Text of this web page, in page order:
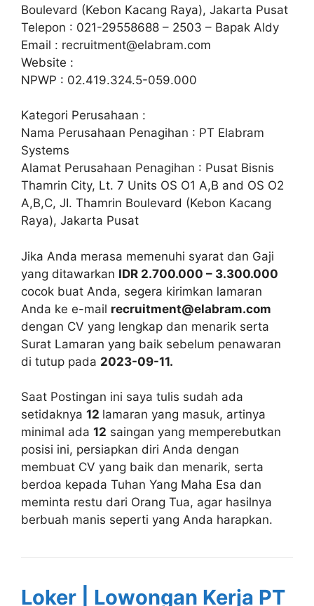
Boulevard (Kebon Kacang Raya), Jakarta Pusat
Telepon : 021-29558688 – 2503 – Bapak Aldy
Email : recruitment@elabram.com
Website :
NPWP : 02.419.324.5-059.000
Kategori Perusahaan :
Nama Perusahaan Penagihan : PT Elabram
Systems
Alamat Perusahaan Penagihan : Pusat Bisnis
Thamrin City, Lt. 7 Units OS O1 A,B and OS O2
A,B,C, JI. Thamrin Boulevard (Kebon Kacang
Raya), Jakarta Pusat
Jika Anda merasa memenuhi syarat dan Gaji
yang ditawarkan IDR 2.700.000 – 3.300.000
cocok buat Anda, segera kirimkan lamaran
Anda ke e-mail recruitment@elabram.com
dengan CV yang lengkap dan menarik serta
Surat Lamaran yang baik sebelum penawaran
di tutup pada 2023-09-11.
Saat Postingan ini saya tulis sudah ada
setidaknya 12 lamaran yang masuk, artinya
minimal ada 12 saingan yang memperebutkan
posisi ini, persiapkan diri Anda dengan
membuat CV yang baik dan menarik, serta
berdoa kepada Tuhan Yang Maha Esa dan
meminta restu dari Orang Tua, agar hasilnya
berbuah manis seperti yang Anda harapkan.
Loker | Lowongan Kerja PT